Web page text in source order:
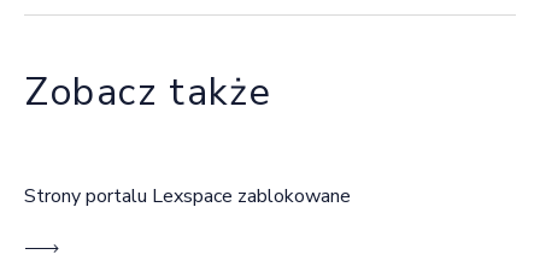
Zobacz także
Strony portalu Lexspace zablokowane